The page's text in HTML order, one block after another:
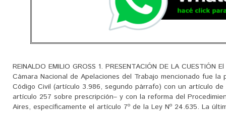
REINALDO EMILIO GROSS 1. PRESENTACIÓN DE LA
Cámara Nacional de Apelaciones del Trabajo mencionado fue
Código Civil (artículo 3.986, segundo párrafo) con un artículo
artículo 257 sobre prescripción– y con la reforma del
Aires, específicamente el artículo 7º de la Ley Nº 24.635. La